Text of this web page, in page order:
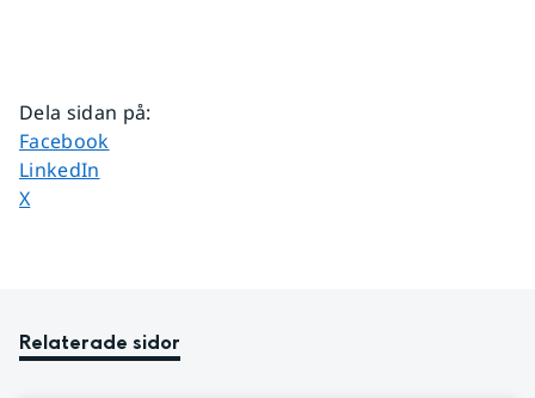
Dela sidan på:
Dela sidan på
Facebook
Dela sidan på
LinkedIn
Dela sidan på
X
Relaterade sidor